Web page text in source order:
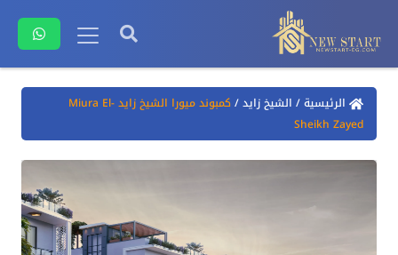
الرئيسية/ الشيخ زايد/
كمبوند ميورا الشيخ زايد Miura El-
Sheikh Zayed